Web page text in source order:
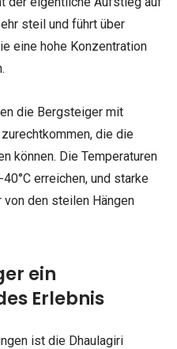
steil und führt über
eine hohe Konzentration
die Bergsteiger mit
die die
können. Die Temperaturen
erreichen, und starke
den steilen Hängen
ein
Erlebnis
ist die Dhaulagiri